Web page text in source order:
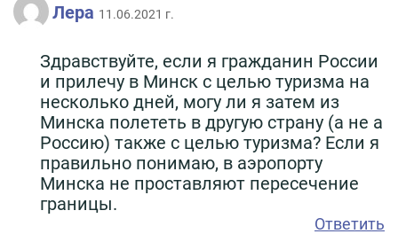
Лера 11.06.2021 г.
Здравствуйте, если я гражданин России
и прилечу в Минск с целью туризма на
несколько дней, могу ли я затем из
Минска полететь в другую страну (а не а
Россию) также с целью туризма? Если я
правильно понимаю, в аэропорту
Минска не проставляют пересечение
границы.
Ответить